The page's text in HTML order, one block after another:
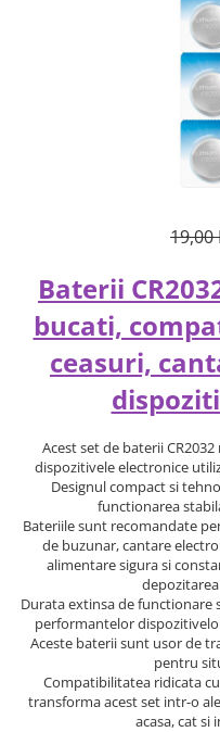
19,00
Baterii
bucati,
ceasuri,
Acest set de baterii
dispozitivele electronice
Designul compact si
functionarea
Bateriile sunt recomandate
de buzunar, cantare
alimentare sigura si
Durata extinsa de functionare
performantelor
Aceste baterii sunt usor de
pentru
Compatibilitatea ridicata
transforma acest set intr-o
acasa, cat si